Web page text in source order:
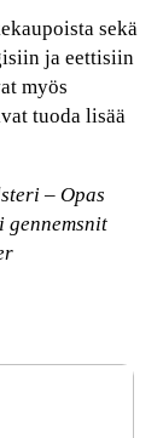
sekä
ja eettisiin
myös
tuoda lisää
– Opas
gennemsnit